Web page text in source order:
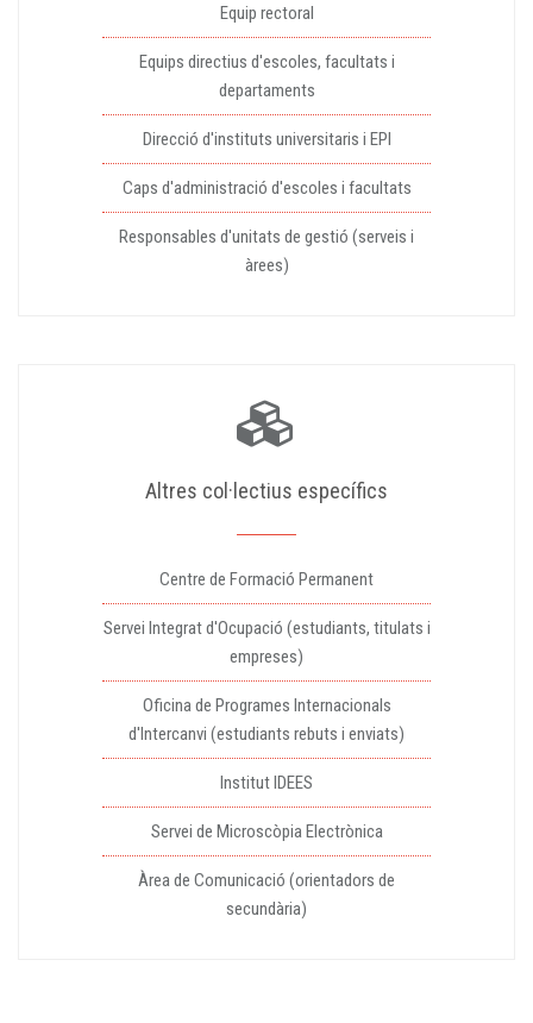
Equip rectoral
Equips directius d'escoles, facultats i
departaments
Direcció d'instituts universitaris i EPI
Caps d'administració d'escoles i facultats
Responsables d'unitats de gestió (serveis i
àrees)
Altres col·lectius específics
Centre de Formació Permanent
Servei Integrat d'Ocupació (estudiants, titulats i
empreses)
Oficina de Programes Internacionals
d'Intercanvi (estudiants rebuts i enviats)
Institut IDEES
Servei de Microscòpia Electrònica
Àrea de Comunicació (orientadors de
secundària)